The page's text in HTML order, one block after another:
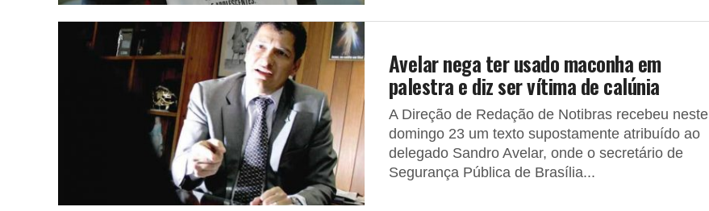
Avelar nega ter usado maconha em
palestra e diz ser vítima de calúnia
A Direção de Redação de Notibras recebeu neste
domingo 23 um texto supostamente atribuído ao
delegado Sandro Avelar, onde o secretário de
Segurança Pública de Brasília...